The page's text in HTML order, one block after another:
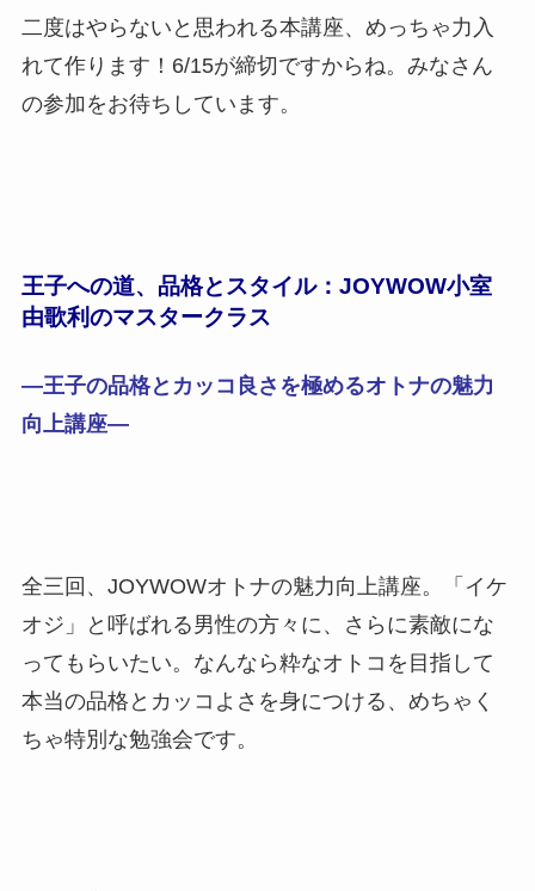
二度はやらないと思われる本講座、めっちゃ力入
れて作ります！6/15が締切ですからね。みなさん
の参加をお待ちしています。
王子への道、品格とスタイル：JOYWOW小室
由歌利のマスタークラス
―王子の品格とカッコ良さを極めるオトナの魅力
向上講座―
全三回、JOYWOWオトナの魅力向上講座。「イケ
オジ」と呼ばれる男性の方々に、さらに素敵にな
ってもらいたい。なんなら粋なオトコを目指して
本当の品格とカッコよさを身につける、めちゃく
ちゃ特別な勉強会です。